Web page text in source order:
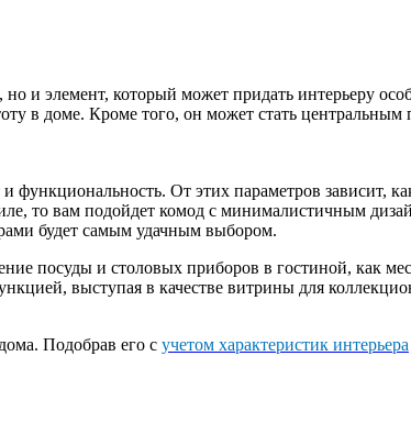
и элемент, который может придать интерьеру
в доме. Кроме того, он может стать центральным
От этих параметров зависит,
то вам подойдет комод с минималистичным
будет самым удачным выбором.
посуды и столовых приборов в гостиной, как
выступая в качестве витрины для
Подобрав его с учетом характеристик интерьера